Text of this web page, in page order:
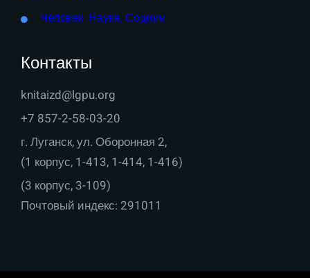
Человек. Наука. Социум
Контакты
knitaizd@lgpu.org
+7 857-2-58-03-20
г. Луганск, ул. Оборонная 2,
(1 корпус, 1-413, 1-414, 1-416)
(3 корпус, 3-109)
Почтовый индекс: 291011